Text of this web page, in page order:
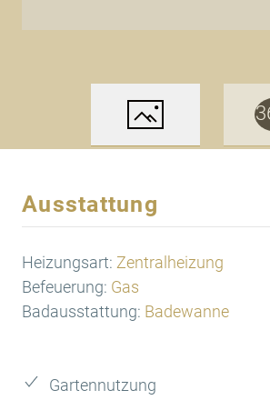
Ausstattung
Heizungsart: Zentralheizung
Befeuerung: Gas
Badausstattung: Badewanne
Gartennutzung